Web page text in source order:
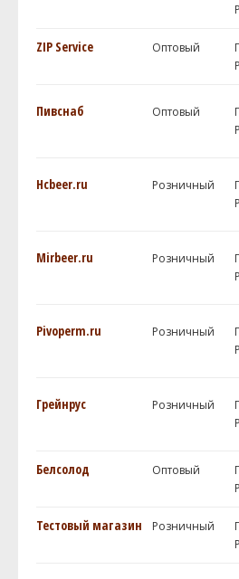
ZIP Service Оптовый
Пивснаб Оптовый
Hcbeer.ru Розничный
Mirbeer.ru Розничный
Pivoperm.ru Розничный
Грейнрус Розничный
Белсолод Оптовый
Тестовый магазин Розничный